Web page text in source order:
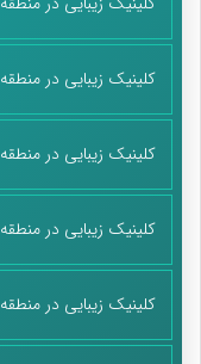
کلینیک زیبایی در منطقه 11
کلینیک زیبایی در منطقه 12
کلینیک زیبایی در منطقه 13
کلینیک زیبایی در منطقه 14